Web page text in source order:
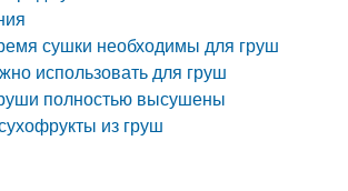
сушки необходимы для груш
использовать для груш
полностью высушены
из груш